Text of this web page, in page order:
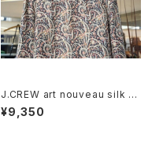
J.CREW art nouveau silk p
ullover Blouse
¥9,350